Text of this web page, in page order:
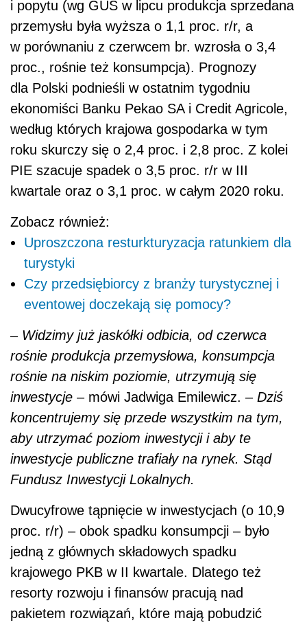
i popytu (wg GUS w lipcu produkcja sprzedana
przemysłu była wyższa o 1,1 proc. r/r, a
w porównaniu z czerwcem br. wzrosła o 3,4
proc., rośnie też konsumpcja). Prognozy
dla Polski podnieśli w ostatnim tygodniu
ekonomiści Banku Pekao SA i Credit Agricole,
według których krajowa gospodarka w tym
roku skurczy się o 2,4 proc. i 2,8 proc. Z kolei
PIE szacuje spadek o 3,5 proc. r/r w III
kwartale oraz o 3,1 proc. w całym 2020 roku.
Zobacz również:
Uproszczona resturkturyzacja ratunkiem dla
turystyki
Czy przedsiębiorcy z branży turystycznej i
eventowej doczekają się pomocy?
– Widzimy już jaskółki odbicia, od czerwca
rośnie produkcja przemysłowa, konsumpcja
rośnie na niskim poziomie, utrzymują się
inwestycje – mówi Jadwiga Emilewicz. – Dziś
koncentrujemy się przede wszystkim na tym,
aby utrzymać poziom inwestycji i aby te
inwestycje publiczne trafiały na rynek. Stąd
Fundusz Inwestycji Lokalnych.
Dwucyfrowe tąpnięcie w inwestycjach (o 10,9
proc. r/r) – obok spadku konsumpcji – było
jedną z głównych składowych spadku
krajowego PKB w II kwartale. Dlatego też
resorty rozwoju i finansów pracują nad
pakietem rozwiązań, które mają pobudzić